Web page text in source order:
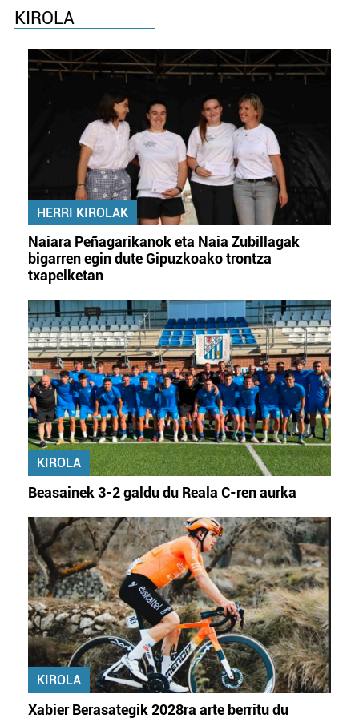
Webgune honek cookie propioak eta hirugarrenen cookie-
zerbitzuak hobetzeko asmoz, cookie teknologiaz
baliatzen gara. Ohar hau onartuz gero, teknologia hori
erabiltzeko baimen esplizitua ematen diguzu.
KIROLA
HERRI KIROLAK
Naiara Peñagarikanok eta Naia Zubillagak
bigarren egin dute Gipuzkoako trontza
txapelketan
KIROLA
Beasainek 3-2 galdu du Reala C-ren aurka
KIROLA
Xabier Berasategik 2028ra arte berritu du